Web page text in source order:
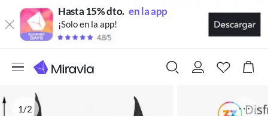
Hasta 15% dto. en la app
¡Solo en la app!
1/2